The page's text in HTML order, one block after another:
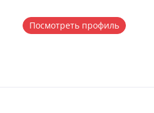
Посмотреть профиль